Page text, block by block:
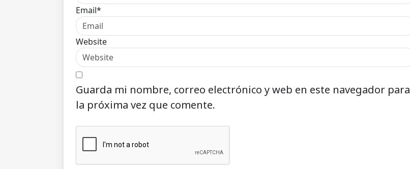
Email*
Website
Guarda mi nombre, correo electrónico y web en este navegador para
la próxima vez que comente.